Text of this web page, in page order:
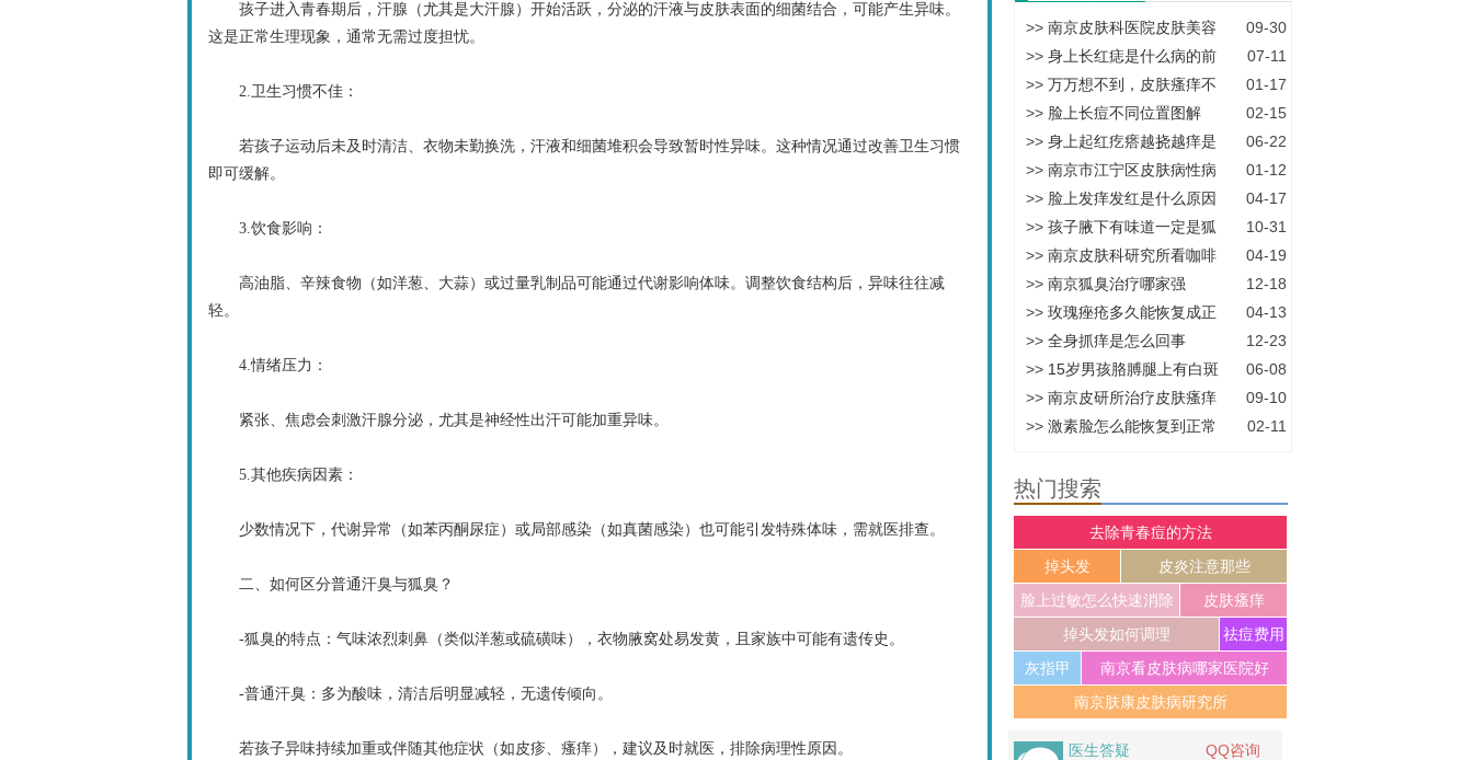
孩子进入青春期后，汗腺（尤其是大汗腺）开始活跃，分泌的汗液与皮肤表面的细菌结合，可能产生异味。
这是正常生理现象，通常无需过度担忧。
2.卫生习惯不佳：
若孩子运动后未及时清洁、衣物未勤换洗，汗液和细菌堆积会导致暂时性异味。这种情况通过改善卫生习惯
即可缓解。
3.饮食影响：
高油脂、辛辣食物（如洋葱、大蒜）或过量乳制品可能通过代谢影响体味。调整饮食结构后，异味往往减
轻。
4.情绪压力：
紧张、焦虑会刺激汗腺分泌，尤其是神经性出汗可能加重异味。
5.其他疾病因素：
少数情况下，代谢异常（如苯丙酮尿症）或局部感染（如真菌感染）也可能引发特殊体味，需就医排查。
二、如何区分普通汗臭与狐臭？
-狐臭的特点：气味浓烈刺鼻（类似洋葱或硫磺味），衣物腋窝处易发黄，且家族中可能有遗传史。
-普通汗臭：多为酸味，清洁后明显减轻，无遗传倾向。
若孩子异味持续加重或伴随其他症状（如皮疹、瘙痒），建议及时就医，排除病理性原因。
>> 南京皮肤科医院皮肤美容
09-30
>> 身上长红痣是什么病的前
07-11
>> 万万想不到，皮肤瘙痒不
01-17
>> 脸上长痘不同位置图解
02-15
>> 身上起红疙瘩越挠越痒是
06-22
>> 南京市江宁区皮肤病性病
01-12
>> 脸上发痒发红是什么原因
04-17
>> 孩子腋下有味道一定是狐
10-31
>> 南京皮肤科研究所看咖啡
04-19
>> 南京狐臭治疗哪家强
12-18
>> 玫瑰痤疮多久能恢复成正
04-13
>> 全身抓痒是怎么回事
12-23
>> 15岁男孩胳膊腿上有白斑
06-08
>> 南京皮研所治疗皮肤瘙痒
09-10
>> 激素脸怎么能恢复到正常 02-11
热门搜索
去除青春痘的方法
掉头发
皮炎注意那些
脸上过敏怎么快速消除
皮肤瘙痒
掉头发如何调理
祛痘费用
灰指甲
南京看皮肤病哪家医院好
南京肤康皮肤病研究所
医生答疑
QQ咨询